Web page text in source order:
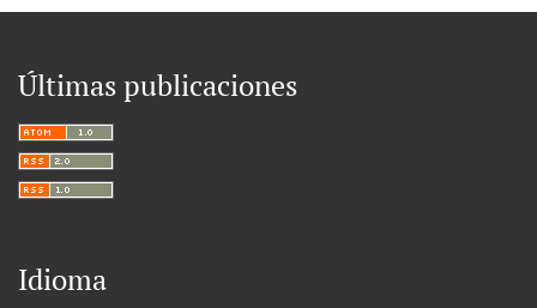
Últimas publicaciones
Idioma